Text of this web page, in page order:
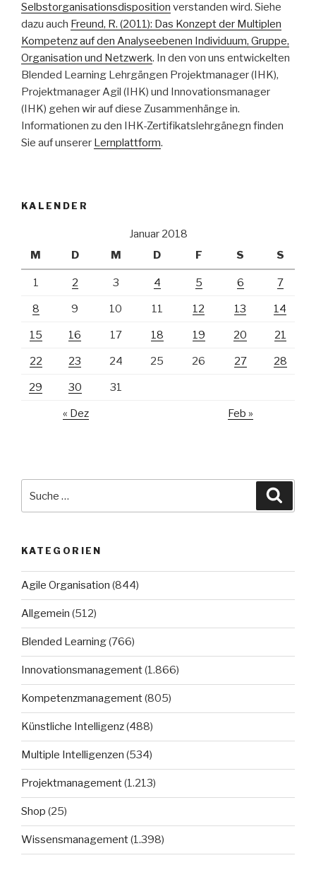
Selbstorganisationsdisposition verstanden wird. Siehe
dazu auch Freund, R. (2011): Das Konzept der Multiplen
Kompetenz auf den Analyseebenen Individuum, Gruppe,
Organisation und Netzwerk. In den von uns entwickelten
Blended Learning Lehrgängen Projektmanager (IHK),
Projektmanager Agil (IHK) und Innovationsmanager
(IHK) gehen wir auf diese Zusammenhänge in.
Informationen zu den IHK-Zertifikatslehrgänegn finden
Sie auf unserer Lernplattform.
KALENDER
Januar 2018
M
D M D F S S
1 2 3 4 5 6 7
8 9 10 11 12 13 14
15 16 17 18 19 20 21
22 23 24 25 26 27 28
29 30 31
« Dez Feb »
KATEGORIEN
Agile Organisation (844)
Allgemein (512)
Blended Learning(766)
Innovationsmanagement(1.866)
Kompetenzmanagement(805)
Künstliche Intelligenz(488)
Multiple Intelligenzen (534)
Projektmanagement(1.213)
Shop (25)
Wissensmanagement(1.398)